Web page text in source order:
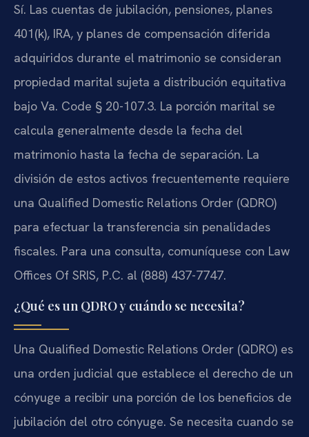
Sí. Las cuentas de jubilación, pensiones, planes
401(k), IRA, y planes de compensación diferida
adquiridos durante el matrimonio se consideran
propiedad marital sujeta a distribución equitativa
bajo Va. Code § 20-107.3. La porción marital se
calcula generalmente desde la fecha del
matrimonio hasta la fecha de separación. La
división de estos activos frecuentemente requiere
una Qualified Domestic Relations Order (QDRO)
para efectuar la transferencia sin penalidades
fiscales. Para una consulta, comuníquese con Law
Offices Of SRIS, P.C. al (888) 437-7747.
¿Qué es un QDRO y cuándo se necesita?
Una Qualified Domestic Relations Order (QDRO) es
una orden judicial que establece el derecho de un
cónyuge a recibir una porción de los beneficios de
jubilación del otro cónyuge. Se necesita cuando se